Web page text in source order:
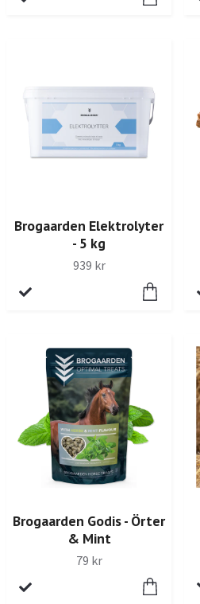
Brogaarden Elektrolyter
- 5 kg
939 kr
Brogaarden Godis - Örter
& Mint
79 kr